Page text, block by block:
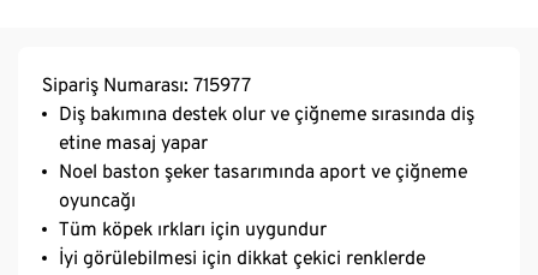
Sipariş Numarası: 715977
Diş bakımına destek olur ve çiğneme sırasında diş
etine masaj yapar
Noel baston şeker tasarımında aport ve çiğneme
oyuncağı
Tüm köpek ırkları için uygundur
İyi görülebilmesi için dikkat çekici renklerde